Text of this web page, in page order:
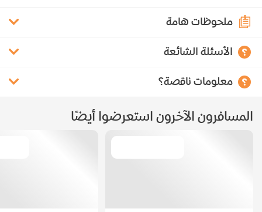
ملحوظات هامة
الأسئلة الشائعة
معلومات ناقصة؟
المسافرون الآخرون استعرضوا أيضًا